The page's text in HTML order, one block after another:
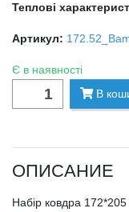
Теплові
Артикул:
Є в наявності
В
ОПИСАНИЕ
Набір ковдра